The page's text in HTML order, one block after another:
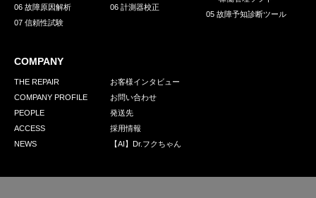
06 故障原因解析
07 信頼性試験
06 計測器校正
05 故障予知診断ツール
COMPANY
THE REPAIR
COMPANY PROFILE
PEOPLE
ACCESS
NEWS
お客様インタビュー
お問い合わせ
発送先
採用情報
【AI】Dr.フクちゃん